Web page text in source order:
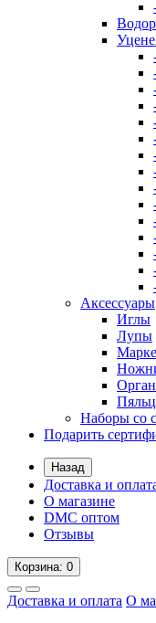
Аксессуары
Иглы
Лупы
Наборы со
Подарить
Назад
Доставка и
О магазине
DMC оптом
Отзывы
Корзина: 0
Доставка и оплата О